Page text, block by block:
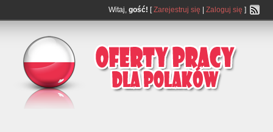
Witaj, gość! [Zarejestruj się Zaloguj się ]